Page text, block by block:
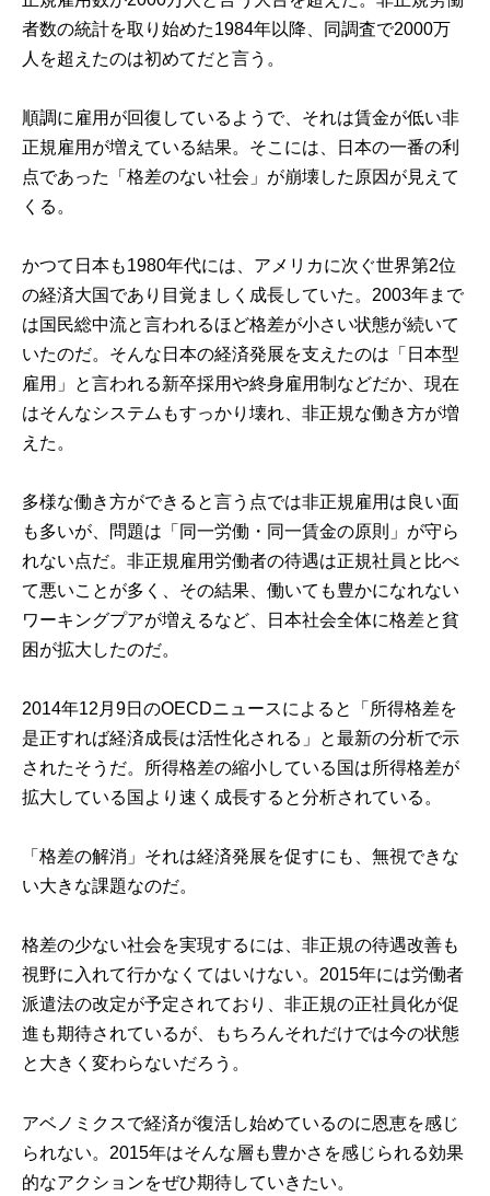
者数の統計を取り始めた1984年以降、同調査で2000万
人を超えたのは初めてだと言う。
順調に雇用が回復しているようで、それは賃金が低い非
正規雇用が増えている結果。そこには、日本の一番の利
点であった
「格差のない社会」が崩壊した原因 が見えて
くる。
かつて日本も1980年代には、アメリカに次ぐ世界第2位
の経済大国であり目覚ましく成長していた。2003年まで
は国民総中流と言われるほど格差が小さい状態が続いて
いたのだ。そんな日本の経済発展を支えたのは「日本型
雇用」と言われる新卒採用や終身雇用制などだか、現在
はそんなシステムもすっかり壊れ、非正規な働き方が増
えた。
多様な働き方ができると言う点では非正規雇用は良い面
も多いが、
問題は「同一労働・同一賃金の原則」が守ら
れない点だ。非正規雇用労働者の待遇は正規社員と比べ
て悪いことが多く、その結果、働いても豊かになれない
ワーキングプアが増えるなど、日本社会全体に格差と貧
困が拡大したのだ。
2014年12月9日のOECDニュースによると
「所得格差を
是正すれば経済成長は活性化される」
と最新の分析で示
されたそうだ。
所得格差の縮小している国は所得格差が
拡大している国より速く成長すると分析されている。
「格差の解消」それは経済発展を促すにも、無視できな
い大きな課題なのだ。
格差の少ない社会を実現するには、非正規の待遇改善も
視野に入れて行かなくてはいけない。2015年には労働者
派遣法の改定が予定されており、非正規の正社員化が促
進も期待されているが、もちろんそれだけでは今の状態
と大きく変わらないだろう。
アベノミクスで経済が復活し始めているのに恩恵を感じ
られない。2015年はそんな層も豊かさを感じられる効果
的なアクションをぜひ期待していきたい。